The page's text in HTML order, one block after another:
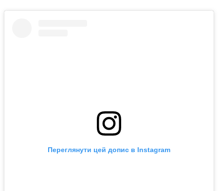
Переглянути цей допис в Instagram